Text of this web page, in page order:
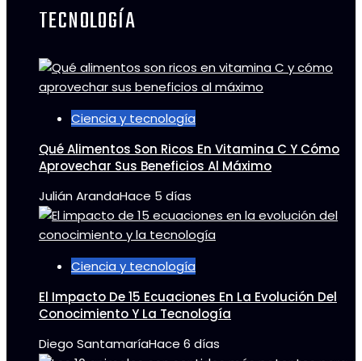
TECNOLOGÍA
Ciencia y tecnología
Qué Alimentos Son Ricos En Vitamina C Y Cómo
Aprovechar Sus Beneficios Al Máximo
Julián ArandaHace 5 días
Ciencia y tecnología
El Impacto De 15 Ecuaciones En La Evolución Del
Conocimiento Y La Tecnología
Diego SantamaríaHace 6 días